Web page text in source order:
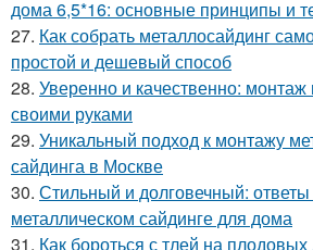
дома 6,5*16: основные принципы и
27. Как собрать металлосайдинг
простой и дешевый способ
28. Уверенно и качественно: монтаж
своими руками
29. Уникальный подход к монтажу
сайдинга в Москве
30. Стильный и долговечный:
металлическом сайдинге для дома
31. Как бороться с тлей на